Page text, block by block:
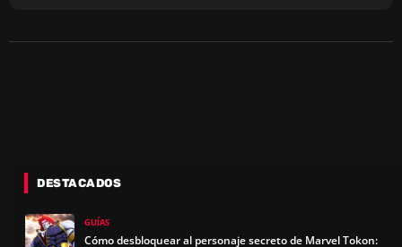
DESTACADOS
GUÍAS
Cómo desbloquear al personaje secreto de Marvel Tokon: